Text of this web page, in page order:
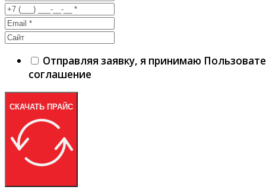
Отправляя заявку, я принимаю
соглашение
СКАЧАТЬ ПРАЙС